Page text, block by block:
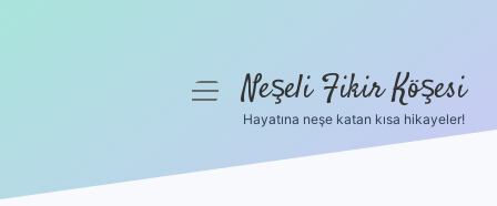
menüyüNeşeli Fikir Köşesi
Hayatına neşe katan kısa hikayeler!